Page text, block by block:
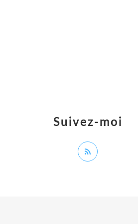
Suivez-moi